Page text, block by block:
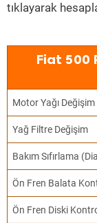
tıklayarak
Fiat 500
Motor Yağı Değişim
Yağ Filtre Değişim
Bakım Sıfırlama
Ön Fren Balata
Ön Fren Diski